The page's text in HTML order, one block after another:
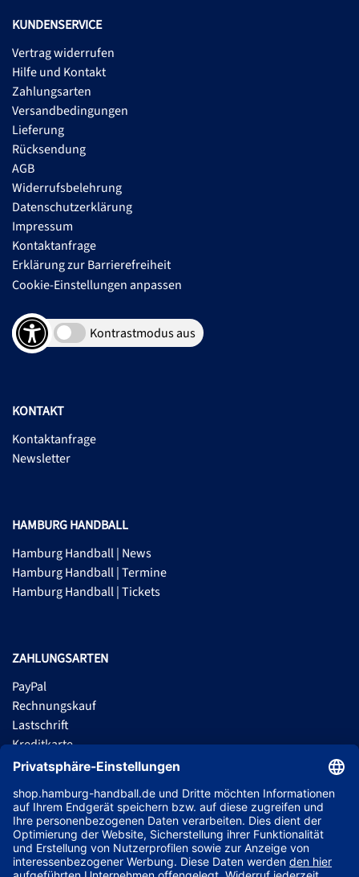
KUNDENSERVICE
Vertrag widerrufen
Hilfe und Kontakt
Zahlungsarten
Versandbedingungen
Lieferung
Rücksendung
AGB
Widerrufsbelehrung
Datenschutzerklärung
Impressum
Kontaktanfrage
Erklärung zur Barrierefreiheit
Cookie-Einstellungen anpassen
Kontrastmodus aus
KONTAKT
Kontaktanfrage
Newsletter
HAMBURG HANDBALL
Hamburg Handball | News
Hamburg Handball | Termine
Hamburg Handball | Tickets
ZAHLUNGSARTEN
PayPal
Rechnungskauf
Lastschrift
Kreditkarte
Apple Pay
ABONNIERE JETZT DEN KOSTENLOSEN HSVH FANSHOP NEWSLETTER
UND VERPASSE KEINE NEUIGKEIT ODER AKTION MEHR.